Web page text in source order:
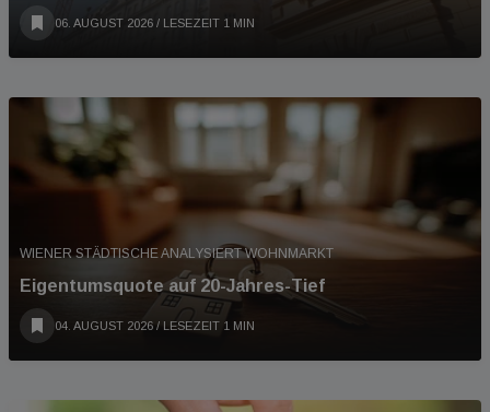
06. AUGUST 2026 / LESEZEIT 1 MIN
WIENER STÄDTISCHE ANALYSIERT WOHNMARKT
Eigentumsquote auf 20-Jahres-Tief
04. AUGUST 2026 / LESEZEIT 1 MIN